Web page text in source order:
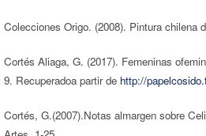
Colecciones Origo. (2008). Pintura chilena
Cortés Aliaga, G. (2017). Femeninas
9. Recuperadoa partir de http://
Cortés, G.(2007).Notas almargen sobre